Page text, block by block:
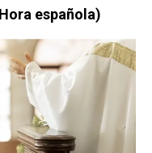
española)